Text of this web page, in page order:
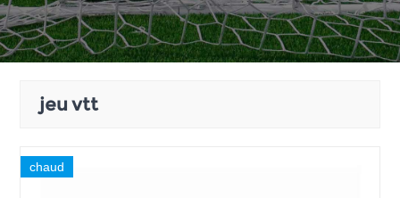
jeu vtt
chaud